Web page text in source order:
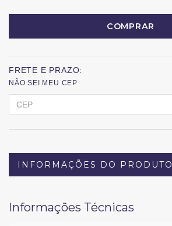
COMPRAR
FRETE E PRAZO:
NÃO SEI MEU CEP
INFORMAÇÕES DO PRODUTO
Informações Técnicas